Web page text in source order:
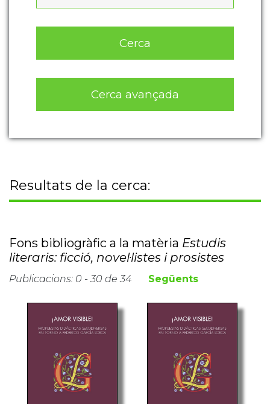
Cerca
Cerca avançada
Resultats de la cerca:
Fons bibliogràfic a la matèria Estudis
literaris: ficció, novel·listes i prosistes
Publicacions: 0 - 30 de 34 Següents